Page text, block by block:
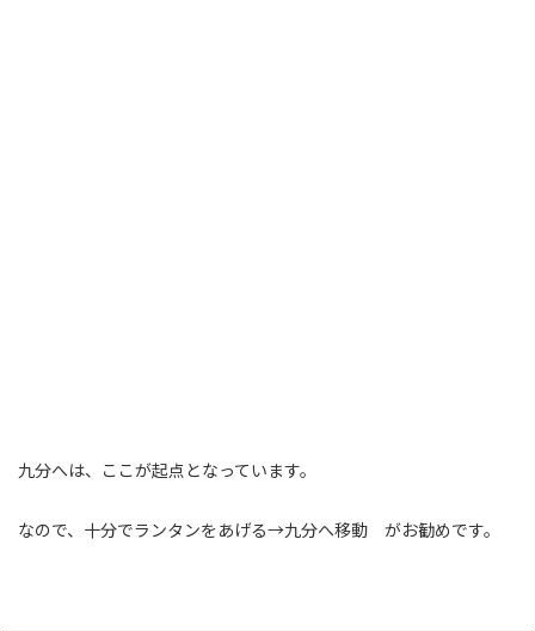
九分へは、ここが起点となっています。
なので、十分でランタンをあげる→九分へ移動 がお勧めです。